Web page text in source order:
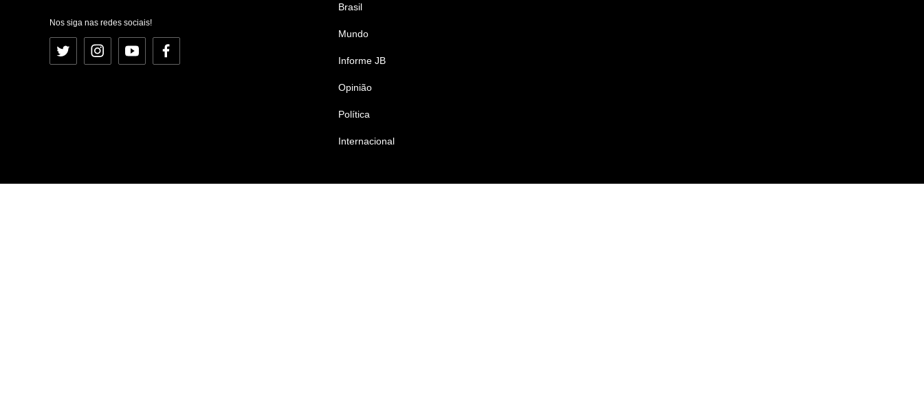
Nos siga nas redes sociais!
Twitter InstagramYouTubeFacebook
Brasil
Mundo
Informe JB
Opinião
Política
Internacional